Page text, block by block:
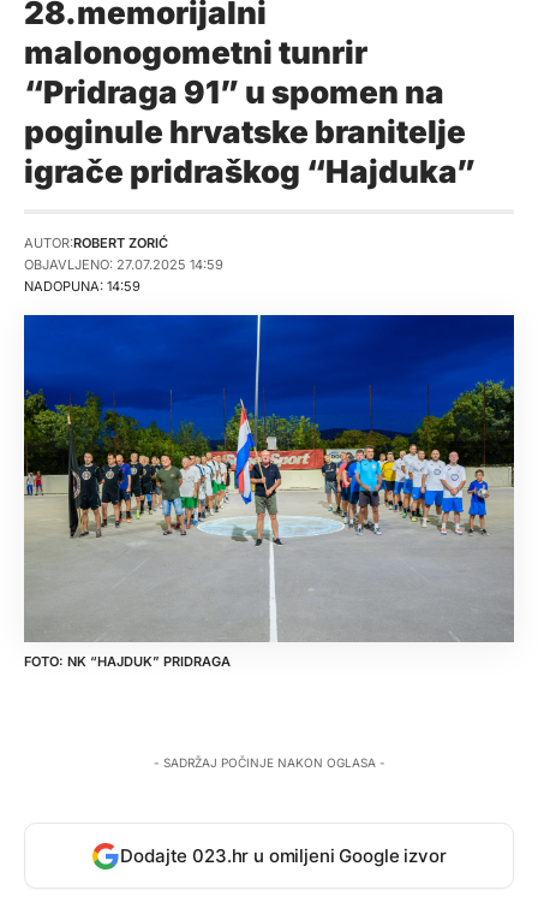
28.memorijalni
malonogometni tunrir
“Pridraga 91” u spomen na
poginule hrvatske branitelje
igrače pridraškog “Hajduka”
NADOPUNA: 14:59
AUTOR:ROBERT ZORIĆ
OBJAVLJENO: 27.07.2025 14:59
NK “HAJDUK” PRIDRAGA
- SADRŽAJ POČINJE NAKON OGLASA -
Dodajte 023.hr u omiljeni Google izvor